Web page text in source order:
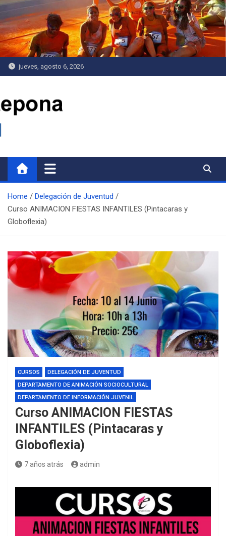
Saltar
al
contenido
jueves, agosto 6, 2026
Home
Delegación de Juventud
Curso ANIMACION FIESTAS INFANTILES (Pintacaras y
Globoflexia)
CURSOS
DELEGACIÓN DE JUVENTUD
DEPARTAMENTO DE ANIMACIÓN SOCIOCULTURAL
DEPARTAMENTO DE INFORMACIÓN JUVENIL
Curso ANIMACION FIESTAS
INFANTILES (Pintacaras y
Globoflexia)
7 años atrás admin